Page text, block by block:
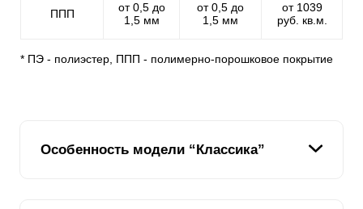
ППП
от 0,5 до
1,5 мм
от 0,5 до
1,5 мм
от 1039
руб. кв.м.
* ПЭ - полиэстер, ППП - полимерно-порошковое покрытие
Особенность модели “Классика”